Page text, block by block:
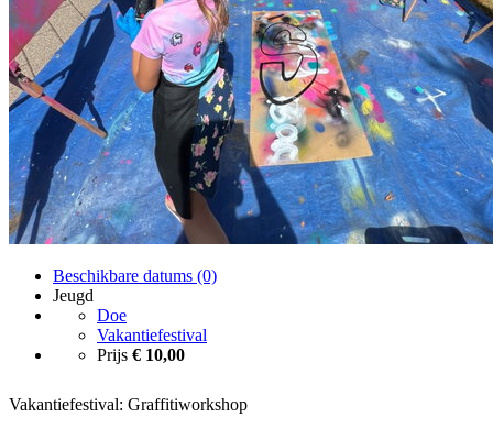
Beschikbare datums (0)
Jeugd
Doe
Vakantiefestival
Prijs € 10,00
Vakantiefestival: Graffitiworkshop